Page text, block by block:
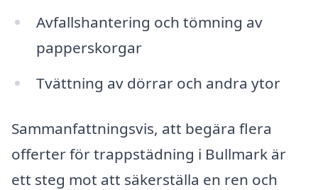
Avfallshantering och tömning av
papperskorgar
Tvättning av dörrar och andra ytor
Sammanfattningsvis, att begära flera
offerter för trappstädning i Bullmark är
ett steg mot att säkerställa en ren och